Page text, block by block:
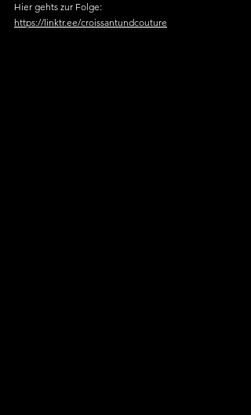
Hier gehts zur Folge:
https://linktr.ee/croissantundcouture